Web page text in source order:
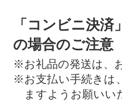
「コンビニ決
の場合のご注意
※お礼品の発送は、
※お支払い手続きは
ますようお願いい